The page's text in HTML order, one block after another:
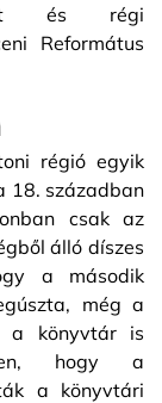
és régi
Református
régió egyik
18. században
csak az
álló díszes
a második
még a
a könyvtár is
hogy a
a könyvtári